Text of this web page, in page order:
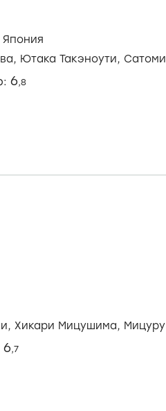
Япония
Ютака Такэноути, Сатоми
6,8
Хикари Мицушима, Мицуру
6,7